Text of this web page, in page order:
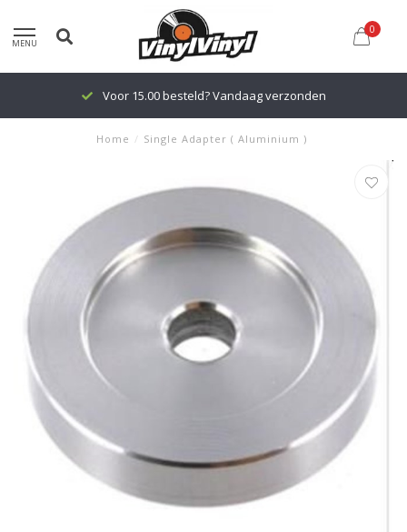
MENU
0
Voor 15.00 besteld? Vandaag verzonden
Home / Single Adapter ( Aluminium )